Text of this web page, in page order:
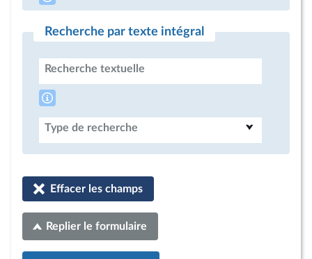
Recherche par texte intégral
Recherche textuelle
Type de recherche
Effacer les champs
Replier le formulaire